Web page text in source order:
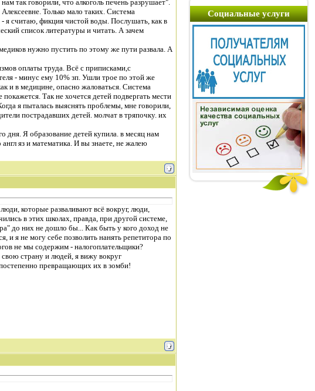
так говорили, что алкоголь печень разрушает".
Только мало таких. Система
я считаю, фикция чистой воды. Послушать, как в
список литературы и читать. А зачем
нужно пустить по этому же пути развала. А
оплаты труда. Всё с приписками,с
- минус ему 10% зп. Ушли трое по этой же
и в медицине, опасно жаловаться. Система
Так не хочется детей подвергать мести
я пыталась выяснять проблемы, мне говорили,
пострадавших детей. молчат в тряпочку. их
дня. Я образование детей купила. в месяц нам
яз и математика. И вы знаете, не жалею
которые разваливают всё вокруг, люди,
в этих школах, правда, при другой системе,
до них не дошло бы... Как быть у кого доход не
и я не могу себе позволить нанять репетитора по
не мы содержим - налогоплательщики?
страну и людей, я вижу вокруг
постепенно превращающих их в зомби!
Социальные услуги